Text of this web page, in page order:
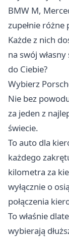
BMW M,
zupełnie
Każde z nich
na swój
do Ciebie?
Wybierz
Nie bez
za jeden z
świecie.
To auto dla
każdego
kilometra za
wyłącznie o
połączenia
To właśnie
wybierają